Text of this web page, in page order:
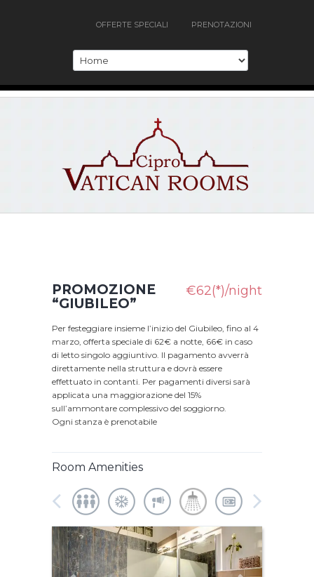
OFFERTE SPECIALI PRENOTAZIONI
PROMOZIONE
“GIUBILEO”
€62(*)/night
Per festeggiare insieme l’inizio del Giubileo, fino al 4
marzo, offerta speciale di 62€ a notte, 66€ in caso
di letto singolo aggiuntivo. Il pagamento avverrà
direttamente nella struttura e dovrà essere
effettuato in contanti. Per pagamenti diversi sarà
applicata una maggiorazione del 15%
sull’ammontare complessivo del soggiorno.
Ogni stanza è prenotabile
Room Amenities